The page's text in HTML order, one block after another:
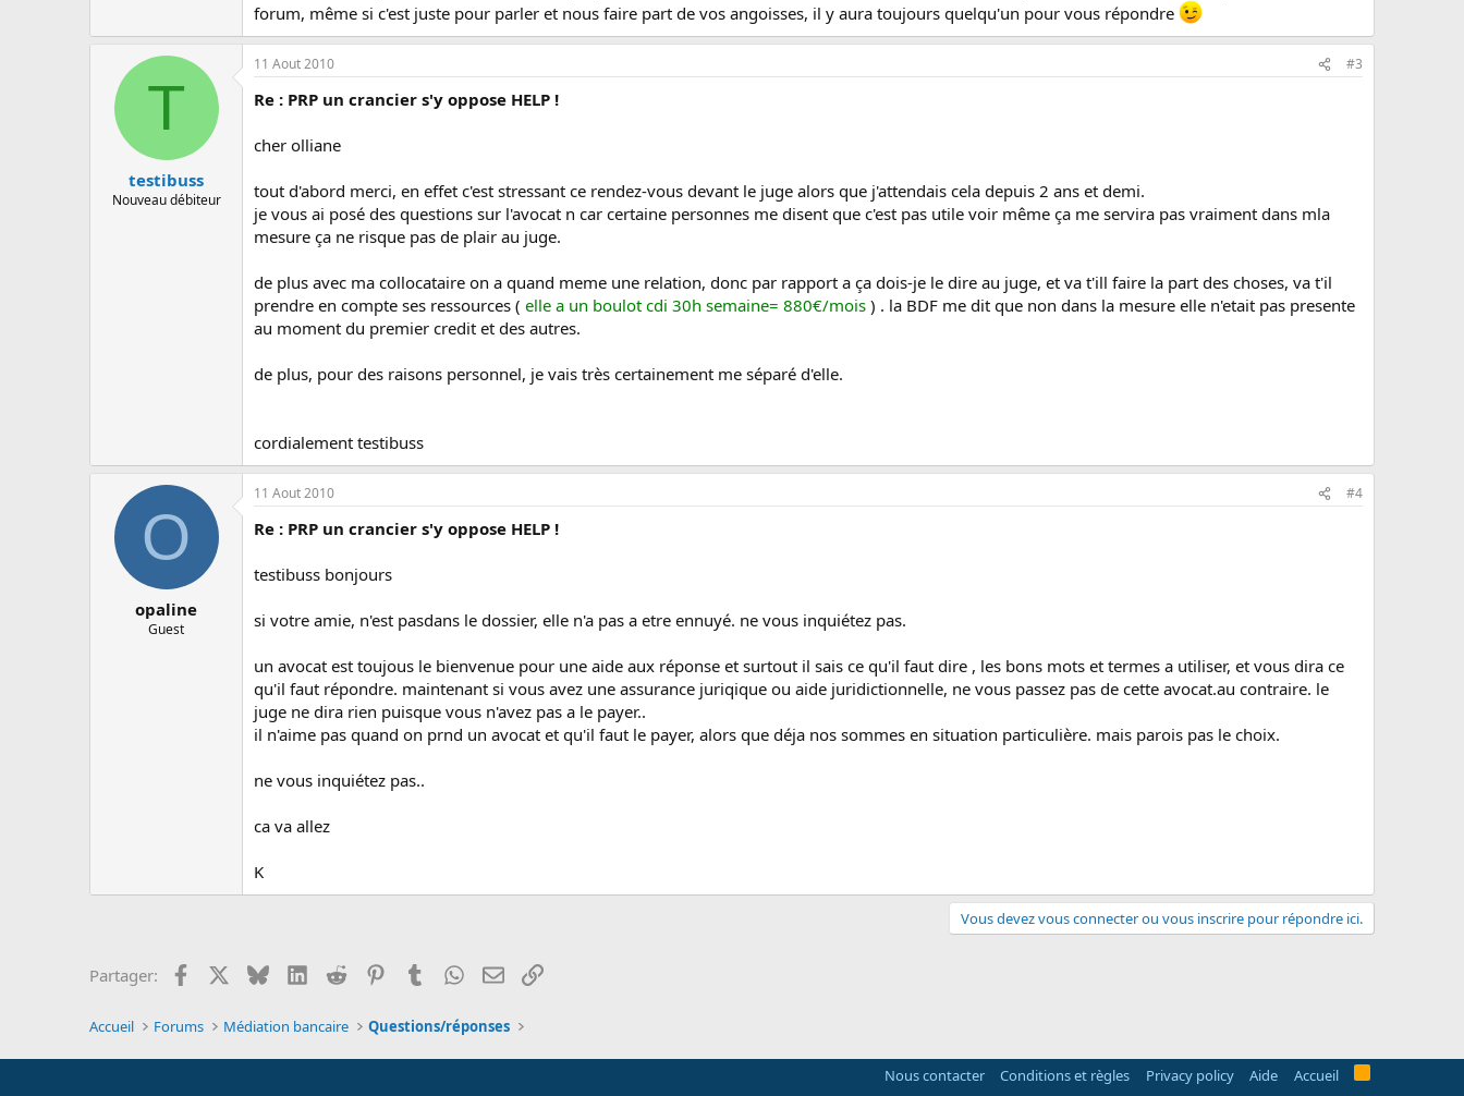
forum, même si c'est juste pour parler et nous faire part de vos angoisses, il y aura toujours quelqu'un pour vous répondre
T
testibuss
Nouveau débiteur
11 Aout 2010 #3
Re : PRP un crancier s'y oppose HELP !
cher olliane
tout d'abord merci, en effet c'est stressant ce rendez-vous devant le juge alors que j'attendais cela depuis 2 ans et demi.
je vous ai posé des questions sur l'avocat n car certaine personnes me disent que c'est pas utile voir même ça me servira pas vraiment dans mla
mesure ça ne risque pas de plair au juge.
de plus avec ma collocataire on a quand meme une relation, donc par rapport a ça dois-je le dire au juge, et va t'ill faire la part des choses, va t'il
prendre en compte ses ressources ( elle a un boulot cdi 30h semaine= 880€/mois ) . la BDF me dit que non dans la mesure elle n'etait pas presente
au moment du premier credit et des autres.
de plus, pour des raisons personnel, je vais très certainement me séparé d'elle.
cordialement testibuss
O
opaline
Guest
11 Aout 2010 #4
Re : PRP un crancier s'y oppose HELP !
testibuss bonjours
si votre amie, n'est pasdans le dossier, elle n'a pas a etre ennuyé. ne vous inquiétez pas.
un avocat est toujous le bienvenue pour une aide aux réponse et surtout il sais ce qu'il faut dire , les bons mots et termes a utiliser, et vous dira ce
qu'il faut répondre. maintenant si vous avez une assurance juriqique ou aide juridictionnelle, ne vous passez pas de cette avocat.au contraire. le
juge ne dira rien puisque vous n'avez pas a le payer..
il n'aime pas quand on prnd un avocat et qu'il faut le payer, alors que déja nos sommes en situation particulière. mais parois pas le choix.
ne vous inquiétez pas..
ca va allez
K
Vous devez vous connecter ou vous inscrire pour répondre ici.
Partager: Facebook BlueskyLinkedInReddit PinterestTumblrWhatsApp
EmailLien
Accueil Forums Médiation bancaire Questions/réponses
Nous contacter Conditions et règles Privacy policy Aide Accueil